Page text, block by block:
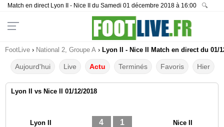
Match en direct Lyon II - Nice II du Samedi 01 décembre 2018 à 16:00 🔍
FootLive › National 2, Groupe A › Lyon II - Nice II Match en direct du 01/
Aujourd'hui Live Actu Terminés Favoris Hier
Lyon II vs Nice II 01/12/2018
Lyon II 4 1 Nice II